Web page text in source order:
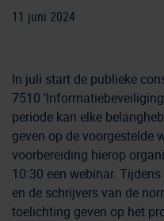
11 juni 2024
In juli start de publieke
7510
periode kan elke
geven op de voorgestelde
voorbereiding hierop
10:30 een webinar.
en de schrijvers van de
toelichting geven op het